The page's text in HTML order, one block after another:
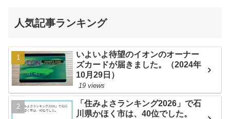
人気記事ランキング
いよいよ待望のイオンのオーナー
ズカードが届きました。（2024年
10月29日）
19 views
「住みよさランキング2026」で石
川県かほく市は、40位でした。